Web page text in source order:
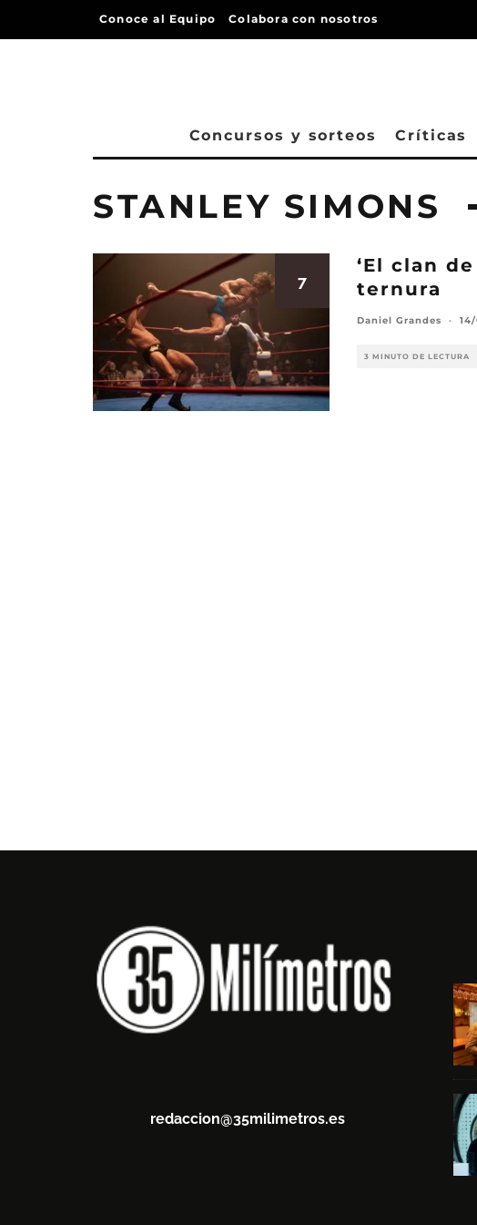
Conoce al Equipo Colabora con nosotros
Concursos y sorteos Críticas
STANLEY SIMONS
7
‘El clan
ternura
Daniel Grandes ·
3 MINUTO DE LECTURA
redaccion@35milimetros.es